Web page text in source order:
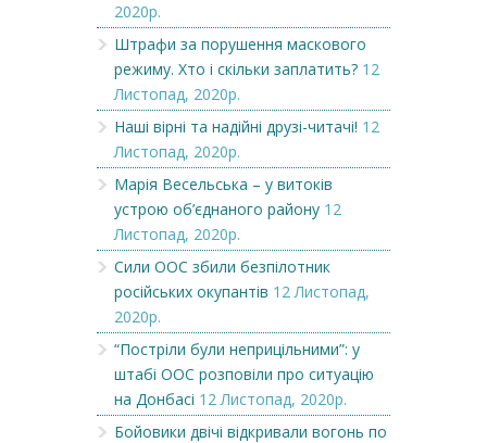
2020р.
Штрафи за порушення маскового
режиму. Хто і скільки заплатить? 12
Листопад, 2020р.
Наші вірні та надійні друзі-читачі! 12
Листопад, 2020р.
Марія Весельська – у витоків
устрою об’єднаного району 12
Листопад, 2020р.
Сили ООС збили безпілотник
російських окупантів 12 Листопад,
2020р.
“Постріли були неприцільними”: у
штабі ООС розповіли про ситуацію
на Донбасі 12 Листопад, 2020р.
Бойовики двічі відкривали вогонь по